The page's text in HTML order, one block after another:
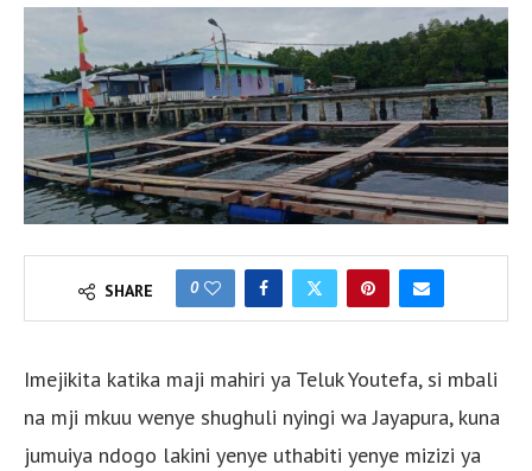
SHARE 0
Imejikita katika maji mahiri ya Teluk Youtefa, si mbali
na mji mkuu wenye shughuli nyingi wa Jayapura, kuna
jumuiya ndogo lakini yenye uthabiti yenye mizizi ya